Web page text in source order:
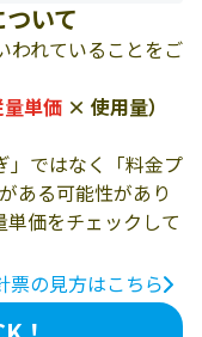
いて
われていることをご
単価 × 使用量）
」ではなく「料金プ
ある可能性があり
単価をチェックして
票の見方はこちら